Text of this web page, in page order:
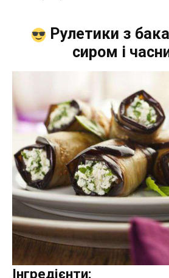
Рулетики з
сиром і
Інгредієнти: